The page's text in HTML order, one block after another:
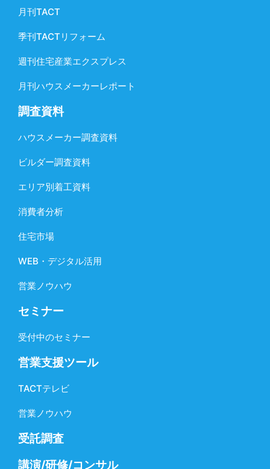
月刊TACT
季刊TACTリフォーム
週刊住宅産業エクスプレス
月刊ハウスメーカーレポート
調査資料
ハウスメーカー調査資料
ビルダー調査資料
エリア別着工資料
消費者分析
住宅市場
WEB・デジタル活用
営業ノウハウ
セミナー
受付中のセミナー
営業支援ツール
TACTテレビ
営業ノウハウ
受託調査
講演/研修/コンサル